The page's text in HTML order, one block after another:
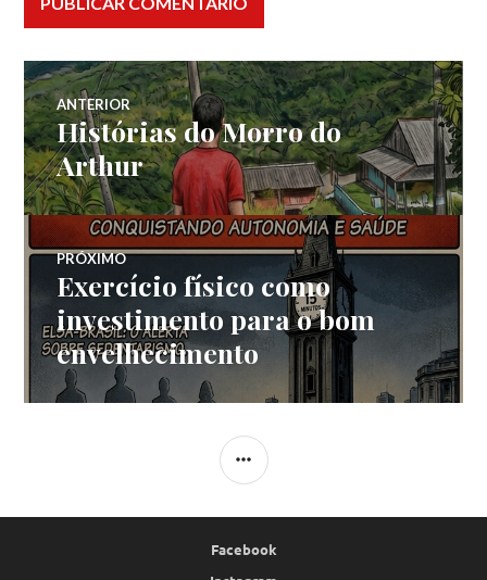
Navegação
de
Post
ANTERIOR
Post
anterior:
Histórias do Morro do
Arthur
PRÓXIMO
Próximo
post:
Exercício físico como
investimento para o bom
envelhecimento
LATERAL
Facebook